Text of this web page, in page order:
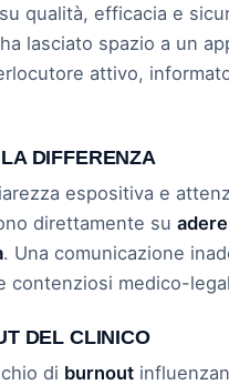
qualità, efficacia e
lasciato spazio a un
attivo,
DIFFERENZA
espositiva e
direttamente su
. Una comunicazione
contenziosi medico-
DEL CLINICO
di burnout